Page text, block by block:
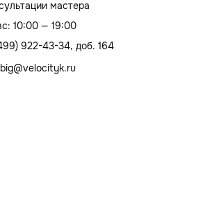
мастера
10:00 — 19:00
922-43-34, доб. 164